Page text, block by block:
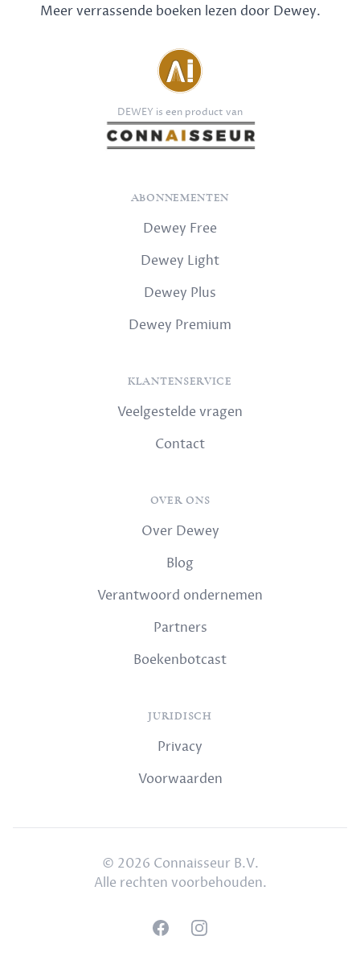
Meer verrassende boeken lezen door Dewey.
DEWEY is een product van
ABONNEMENTEN
Dewey Free
Dewey Light
Dewey Plus
Dewey Premium
KLANTENSERVICE
Veelgestelde vragen
Contact
OVER ONS
Over Dewey
Blog
Verantwoord ondernemen
Partners
Boekenbotcast
JURIDISCH
Privacy
Voorwaarden
© 2026 Connaisseur B.V.
Alle rechten voorbehouden.
FacebookInstagram